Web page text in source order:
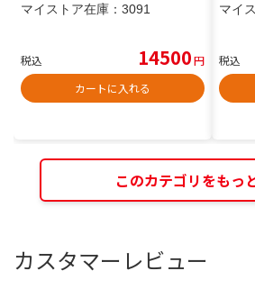
マイストア在庫： 3091
税込 14500円
カートに入れる
マイ
税込
このカテゴリをもっ
カスタマーレビュー